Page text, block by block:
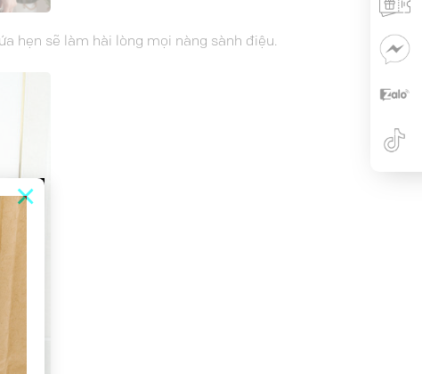
×
hẹn sẽ làm hài lòng mọi nàng sành điệu.